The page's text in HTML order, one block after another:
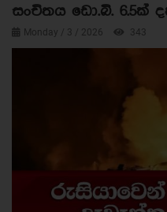
සංචිතය ඩො.බි. 6.5ක්
Monday / 3 / 2026 343